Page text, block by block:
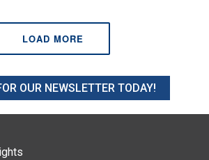
LOAD MORE
OUR NEWSLETTER TODAY!